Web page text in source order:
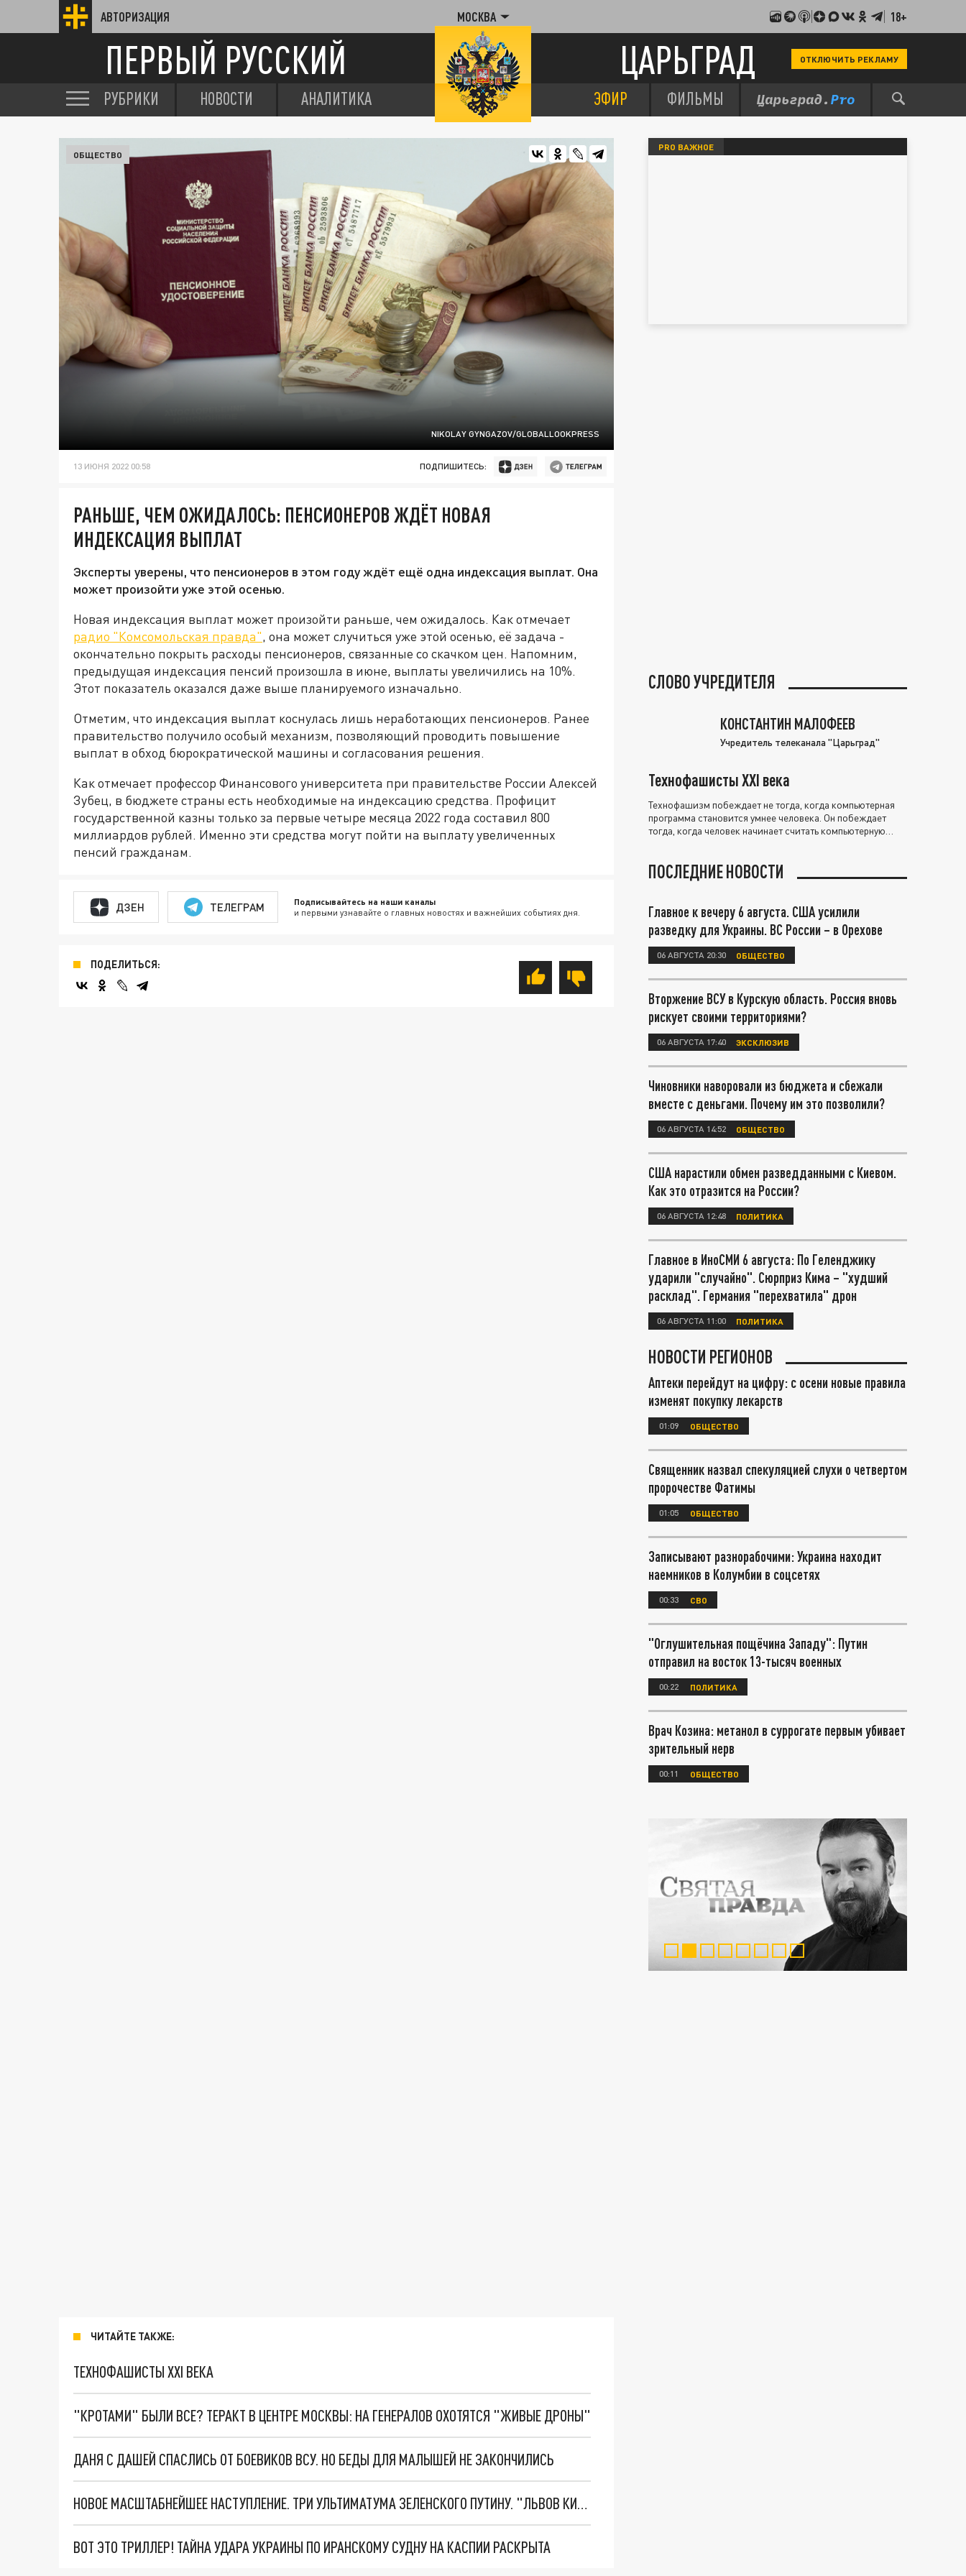
АВТОРИЗАЦИЯ МОСКВА 18+
ПЕРВЫЙ РУССКИЙ ЦАРЬГРАД ОТКЛЮЧИТЬ РЕКЛАМУ
РУБРИКИ НОВОСТИ АНАЛИТИКА ЭФИР ФИЛЬМЫ
NIKOLAY GYNGAZOV/GLOBALLOOKPRESS
ОБЩЕСТВО
13 ИЮНЯ 2022 00:58 ПОДПИШИТЕСЬ:
РАНЬШЕ, ЧЕМ ОЖИДАЛОСЬ: ПЕНСИОНЕРОВ ЖДЁТ НОВАЯ
ИНДЕКСАЦИЯ ВЫПЛАТ
Эксперты уверены, что пенсионеров в этом году ждёт ещё одна индексация выплат. Она
может произойти уже этой осенью.
Новая индексация выплат может произойти раньше, чем ожидалось. Как отмечает
радио "Комсомольская правда", она может случиться уже этой осенью, её задача -
окончательно покрыть расходы пенсионеров, связанные со скачком цен. Напомним,
предыдущая индексация пенсий произошла в июне, выплаты увеличились на 10%.
Этот показатель оказался даже выше планируемого изначально.
Отметим, что индексация выплат коснулась лишь неработающих пенсионеров. Ранее
правительство получило особый механизм, позволяющий проводить повышение
выплат в обход бюрократической машины и согласования решения.
Как отмечает профессор Финансового университета при правительстве России Алексей
Зубец, в бюджете страны есть необходимые на индексацию средства. Профицит
государственной казны только за первые четыре месяца 2022 года составил 800
миллиардов рублей. Именно эти средства могут пойти на выплату увеличенных
пенсий гражданам.
ДЗЕН ТЕЛЕГРАМ Подписывайтесь на наши каналы
и первыми узнавайте о главных новостях и важнейших событиях дня.
ПОДЕЛИТЬСЯ:
ЧИТАЙТЕ ТАКЖЕ:
ТЕХНОФАШИСТЫ XXI ВЕКА
"КРОТАМИ" БЫЛИ ВСЕ? ТЕРАКТ В ЦЕНТРЕ МОСКВЫ: НА ГЕНЕРАЛОВ ОХОТЯТСЯ "ЖИВЫЕ ДРОНЫ"
ДАНЯ С ДАШЕЙ СПАСЛИСЬ ОТ БОЕВИКОВ ВСУ. НО БЕДЫ ДЛЯ МАЛЫШЕЙ НЕ ЗАКОНЧИЛИСЬ
НОВОЕ МАСШТАБНЕЙШЕЕ НАСТУПЛЕНИЕ. ТРИ УЛЬТИМАТУМА ЗЕЛЕНСКОГО ПУТИНУ. "ЛЬВОВ КИМА" ПОСТАВЯТ НА ПВО? ГЛОБАЛЬНЫЙ ПРОРЫВ ПОД ЗАПОРОЖЬЕМ
ВОТ ЭТО ТРИЛЛЕР! ТАЙНА УДАРА УКРАИНЫ ПО ИРАНСКОМУ СУДНУ НА КАСПИИ РАСКРЫТА
PRO ВАЖНОЕ
СЛОВО УЧРЕДИТЕЛЯ
КОНСТАНТИН МАЛОФЕЕВ
Учредитель телеканала "Царьград"
Технофашисты XXI века
Технофашизм побеждает не тогда, когда компьютерная
программа становится умнее человека. Он побеждает
тогда, когда человек начинает считать компьютерную
ПОСЛЕДНИЕ НОВОСТИ
Главное к вечеру 6 августа. США усилили
разведку для Украины. ВС России – в Орехове
06 АВГУСТА 20:30 ОБЩЕСТВО
Вторжение ВСУ в Курскую область. Россия вновь
рискует своими территориями?
06 АВГУСТА 17:40 ЭКСКЛЮЗИВ
Чиновники наворовали из бюджета и сбежали
вместе с деньгами. Почему им это позволили?
06 АВГУСТА 14:52 ОБЩЕСТВО
США нарастили обмен разведданными с Киевом.
Как это отразится на России?
06 АВГУСТА 12:48 ПОЛИТИКА
Главное в ИноСМИ 6 августа: По Геленджику
ударили "случайно". Сюрприз Кима – "худший
расклад". Германия "перехватила" дрон
06 АВГУСТА 11:00 ПОЛИТИКА
НОВОСТИ РЕГИОНОВ
Аптеки перейдут на цифру: с осени новые правила
изменят покупку лекарств
01:09 ОБЩЕСТВО
Священник назвал спекуляцией слухи о четвертом
пророчестве Фатимы
01:05 ОБЩЕСТВО
Записывают разнорабочими: Украина находит
наемников в Колумбии в соцсетях
00:33 СВО
"Оглушительная пощёчина Западу": Путин
отправил на восток 13-тысяч военных
00:22 ПОЛИТИКА
Врач Козина: метанол в суррогате первым убивает
зрительный нерв
00:11 ОБЩЕСТВО